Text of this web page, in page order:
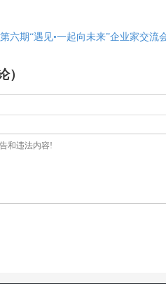
六期“遇见•一起向未来”企业家交流
）